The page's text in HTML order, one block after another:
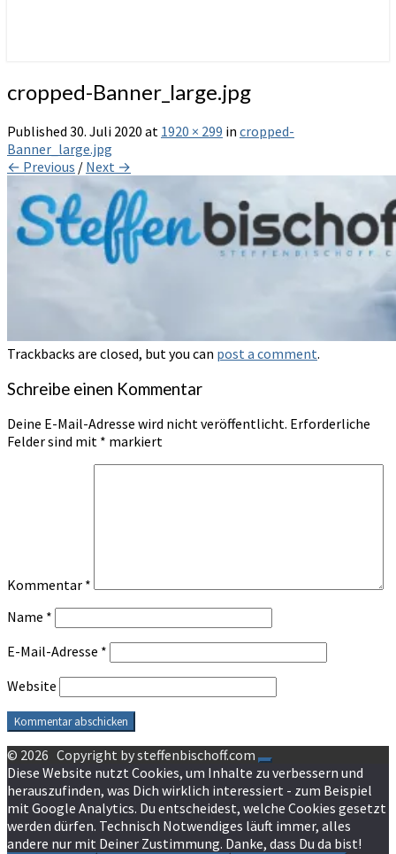
cropped-Banner_large.jpg
Published 30. Juli 2020 at 1920 × 299 in cropped-
Banner_large.jpg
← Previous / Next →
Trackbacks are closed, but you can post a comment.
Schreibe einen Kommentar
Deine E-Mail-Adresse wird nicht veröffentlicht. Erforderliche
Felder sind mit * markiert
Kommentar *
Name *
E-Mail-Adresse *
Website
© 2026 Copyright by steffenbischoff.com
Diese Website nutzt Cookies, um Inhalte zu verbessern und
herauszufinden, was Dich wirklich interessiert - zum Beispiel
mit Google Analytics. Du entscheidest, welche Cookies gesetzt
werden dürfen. Technisch Notwendiges läuft immer, alles
andere nur mit Deiner Zustimmung. Danke, dass Du da bist!